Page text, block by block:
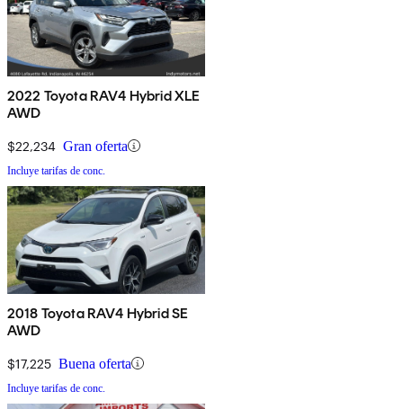
2022 Toyota RAV4 Hybrid XLE
AWD
$22,234 Gran oferta
Incluye tarifas de conc.
2018 Toyota RAV4 Hybrid SE
AWD
$17,225 Buena oferta
Incluye tarifas de conc.